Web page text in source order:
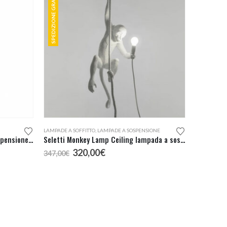
Redo Group Madison Lampada Sospensione Led Singola
SPEDIZIONE GRATUITA
LAMPADE A SOFFITTO LAMPADE A SOSPENSIONE
Seletti Monkey Lamp Ceiling lampada a sospensione
347,00€ Il
prezzo
320,00€Il